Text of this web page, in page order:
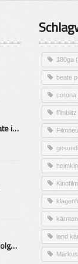
Alarmierende Selbstmordrate in Kärnten
Mittelstand – Fit fürs Land Folge 9- Konditor
180ga
beate
corona
filmblitz
kärnten
land